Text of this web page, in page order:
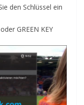
den Schlüssel ein
GREEN KEY